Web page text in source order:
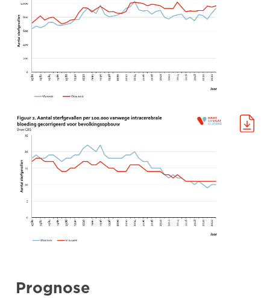
Prognose